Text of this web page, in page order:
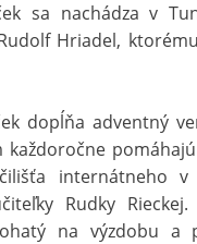
sa nachádza v
Hriadel,
dopĺňa adventný
každoročne
internátneho v
Rudky
na výzdobu a